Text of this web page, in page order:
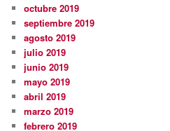
octubre 2019
septiembre 2019
agosto 2019
julio 2019
junio 2019
mayo 2019
abril 2019
marzo 2019
febrero 2019